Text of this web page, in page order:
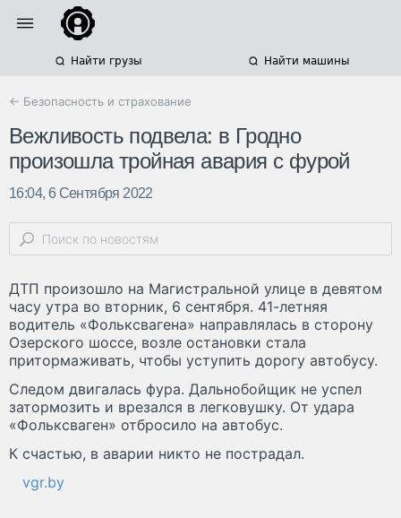
Найти грузы Найти машины
← Безопасность и страхование
Вежливость подвела: в Гродно
произошла тройная авария с фурой
16:04, 6 Сентября 2022
ДТП произошло на Магистральной улице в девятом
часу утра во вторник, 6 сентября. 41-летняя
водитель «Фольксвагена» направлялась в сторону
Озерского шоссе, возле остановки стала
притормаживать, чтобы уступить дорогу автобусу.
Следом двигалась фура. Дальнобойщик не успел
затормозить и врезался в легковушку. От удара
«Фольксваген» отбросило на автобус.
К счастью, в аварии никто не пострадал.
vgr.by